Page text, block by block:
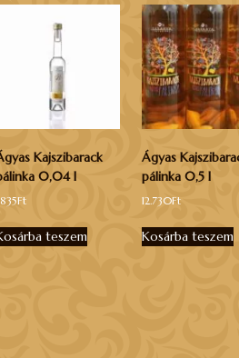
Kajszibarack
0,04 l
Ft
teszem
Ágyas
pálinka 0,5 l
12.730Ft
Kosárba teszem